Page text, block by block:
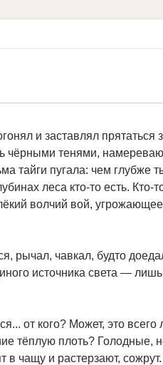
и заставлял прятаться
чёрными тенями,
тайги пугала: чем глубже
леса кто-то есть. Кто-
волчий вой, угрожающее
рычал, чавкал, будто
источника света —
от кого? Может, это
тёплую плоть? Голодные,
чащу и растерзают,